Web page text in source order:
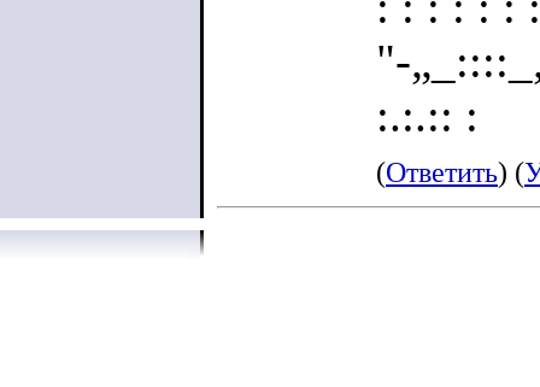
"-
:.:.:: :
(Ответить) (